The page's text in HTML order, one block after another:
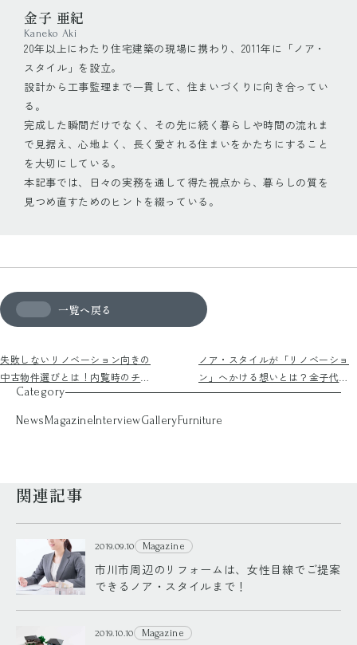
金子 亜紀
Kaneko Aki
20年以上にわたり住宅建築の現場に携わり、2011年に「ノア・
スタイル」を設立。
設計から工事監理まで一貫して、住まいづくりに向き合ってい
る。
完成した瞬間だけでなく、その先に続く暮らしや時間の流れま
で見据え、心地よく、長く愛される住まいをかたちにすること
を大切にしている。
本記事では、日々の実務を通して得た視点から、暮らしの質を
見つめ直すためのヒントを綴っている。
失敗しないリノベーション向きの
中古物件選びとは！内覧時のチェ
ックポイントをご紹介！
一覧へ戻る
ノア・スタイルが「リノベーショ
ン」へかける想いとは？金子代表
にインタビューしてみました
Category
NewsMagazineInterviewGalleryFurniture
関連記事
2019.09.10 Magazine
市川市周辺のリフォームは、女性目線でご提案
できるノア・スタイルまで！
2019.10.10 Magazine